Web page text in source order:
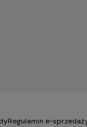
Regulamin e-